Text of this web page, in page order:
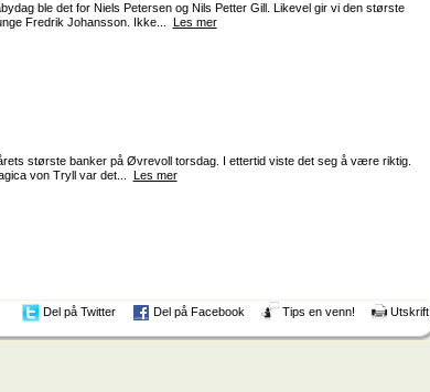
ble det for Niels Petersen og Nils Petter Gill. Likevel gir vi den største
Fredrik Johansson. Ikke... Les mer
største banker på Øvrevoll torsdag. I ettertid viste det seg å være riktig.
von Tryll var det... Les mer
Del på Twitter
Del på Facebook Tips en venn! Utskrift